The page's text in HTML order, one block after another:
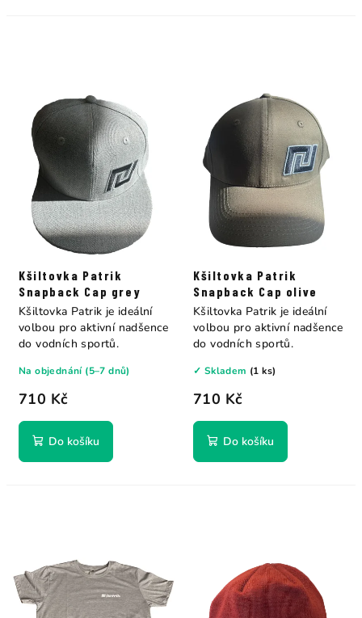
Kšiltovka Patrik
Snapback Cap grey
710 Kč
Na objednání (5–7 dnů)
Do košíku
Kšiltovka Patrik je ideální
volbou pro aktivní nadšence
do vodních sportů.
Kšiltovka Patrik
Snapback Cap olive
710 Kč
✓ Skladem (1 ks)
Do košíku
Kšiltovka Patrik je ideální
volbou pro aktivní nadšence
do vodních sportů.